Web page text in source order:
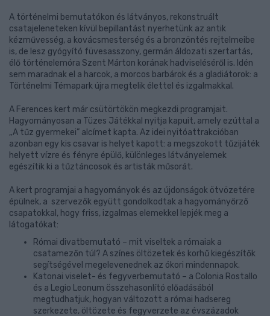
A történelmi bemutatókon és látványos, rekonstruált
csatajeleneteken kívül bepillantást nyerhetünk az antik
kézművesség, a kovácsmesterség és a bronzöntés rejtelmeibe
is, de lesz gyógyító füvesasszony, germán áldozati szertartás,
élő történelemóra Szent Márton korának hadviseléséről is. Idén
sem maradnak el a harcok, a morcos barbárok és a gladiátorok: a
Történelmi Témapark újra megtelik élettel és izgalmakkal.
A Ferences kert már csütörtökön megkezdi programjait.
Hagyományosan a Tüzes Játékkal nyitja kapuit, amely ezúttal a
„A tűz gyermekei” alcímet kapta. Az idei nyitóattrakcióban
azonban egy kis csavar is helyet kapott: a megszokott tűzijáték
helyett vízre és fényre épülő, különleges látványelemek
egészítik ki a tűztáncosok és artisták műsorát.
A kert programjai a hagyományok és az újdonságok ötvözetére
épülnek, a szervezők együtt gondolkodtak a hagyományőrző
csapatokkal, hogy friss, izgalmas elemekkel lepjék meg a
látogatókat:
Római divatbemutató – mit viseltek a rómaiak a
csatamezőn túl? A színes öltözetek és korhű kiegészítők
segítségével megelevenednek az ókori mindennapok.
Katonai viselet- és fegyverbemutató – a Colonia Rostallo
és a Legio Leonum összehasonlító előadásából
megtudhatjuk, hogyan változott a római hadsereg
szerkezete, öltözete és fegyverzete az évszázadok